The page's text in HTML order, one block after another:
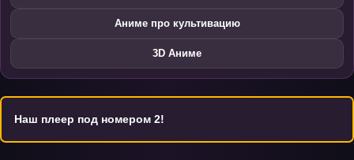
Аниме про культивацию
3D Аниме
Наш плеер под номером 2!